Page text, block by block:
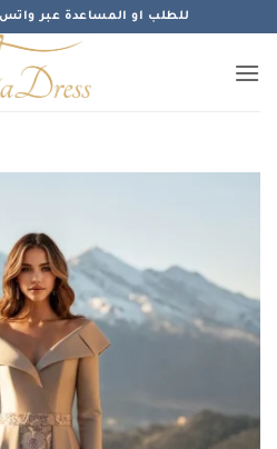
للطلب او المساعدة عبر واتس اب